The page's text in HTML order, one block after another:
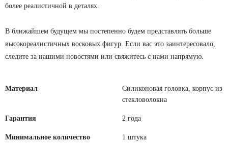
более реалистичной в деталях.
В ближайшем будущем мы постепенно будем представлять больше
высокореалистичных восковых фигур. Если вас это заинтересовало,
следите за нашими новостями или свяжитесь с нами напрямую.
Материал
Силиконовая головка, корпус из
стекловолокна
Гарантия 2 года
Минимальное количество
1 штука